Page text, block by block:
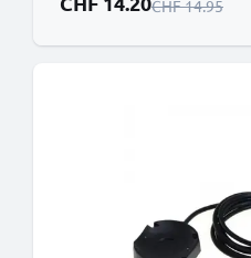
Prezzo normale
CHF 14.95